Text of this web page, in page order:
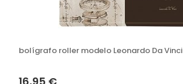
bolígrafo roller modelo Leonardo Da Vinci